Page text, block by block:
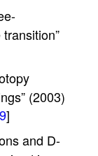
(2003)
]
and D-